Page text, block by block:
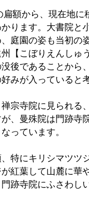
額から、現在地に
ります。大書院と
庭園の姿も当初の
【こぼりえんしゅ
後であることから
好みが入っていると
宗寺院に見られる
、曼殊院は門跡寺
っています。
特にキリシマツツ
紅葉して山麓に華
跡寺院にふさわし